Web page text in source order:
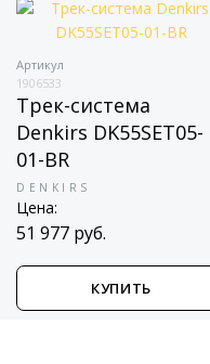
Артикул
1906533
Трек-система
Denkirs DK55SET05-
01-BR
DENKIRS
Цена:
51 977 руб.
КУПИТЬ